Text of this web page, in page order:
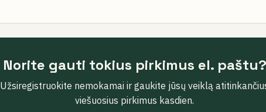
Norite gauti tokius pirkimus el. paštu?
Užsiregistruokite nemokamai ir gaukite jūsų veiklą
viešuosius pirkimus kasdien.